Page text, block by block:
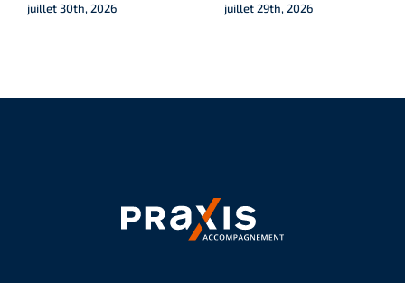
juillet 30th, 2026
juillet 29th, 2026